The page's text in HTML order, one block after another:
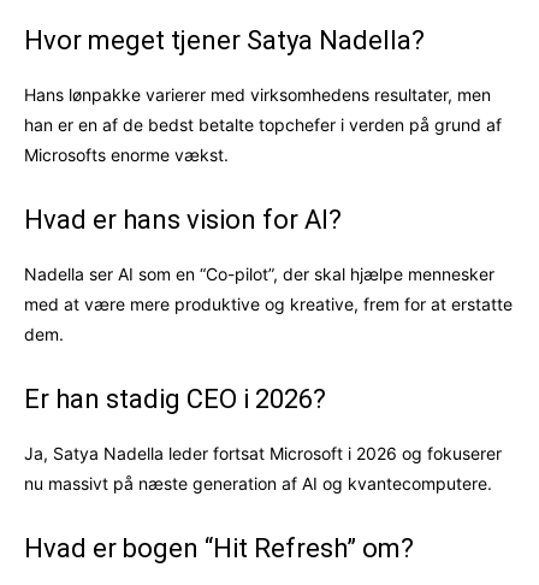
Hvor meget tjener Satya Nadella?
Hans lønpakke varierer med virksomhedens resultater, men
han er en af de bedst betalte topchefer i verden på grund af
Microsofts enorme vækst.
Hvad er hans vision for AI?
Nadella ser AI som en “Co-pilot”, der skal hjælpe mennesker
med at være mere produktive og kreative, frem for at erstatte
dem.
Er han stadig CEO i 2026?
Ja, Satya Nadella leder fortsat Microsoft i 2026 og fokuserer
nu massivt på næste generation af AI og kvantecomputere.
Hvad er bogen “Hit Refresh” om?